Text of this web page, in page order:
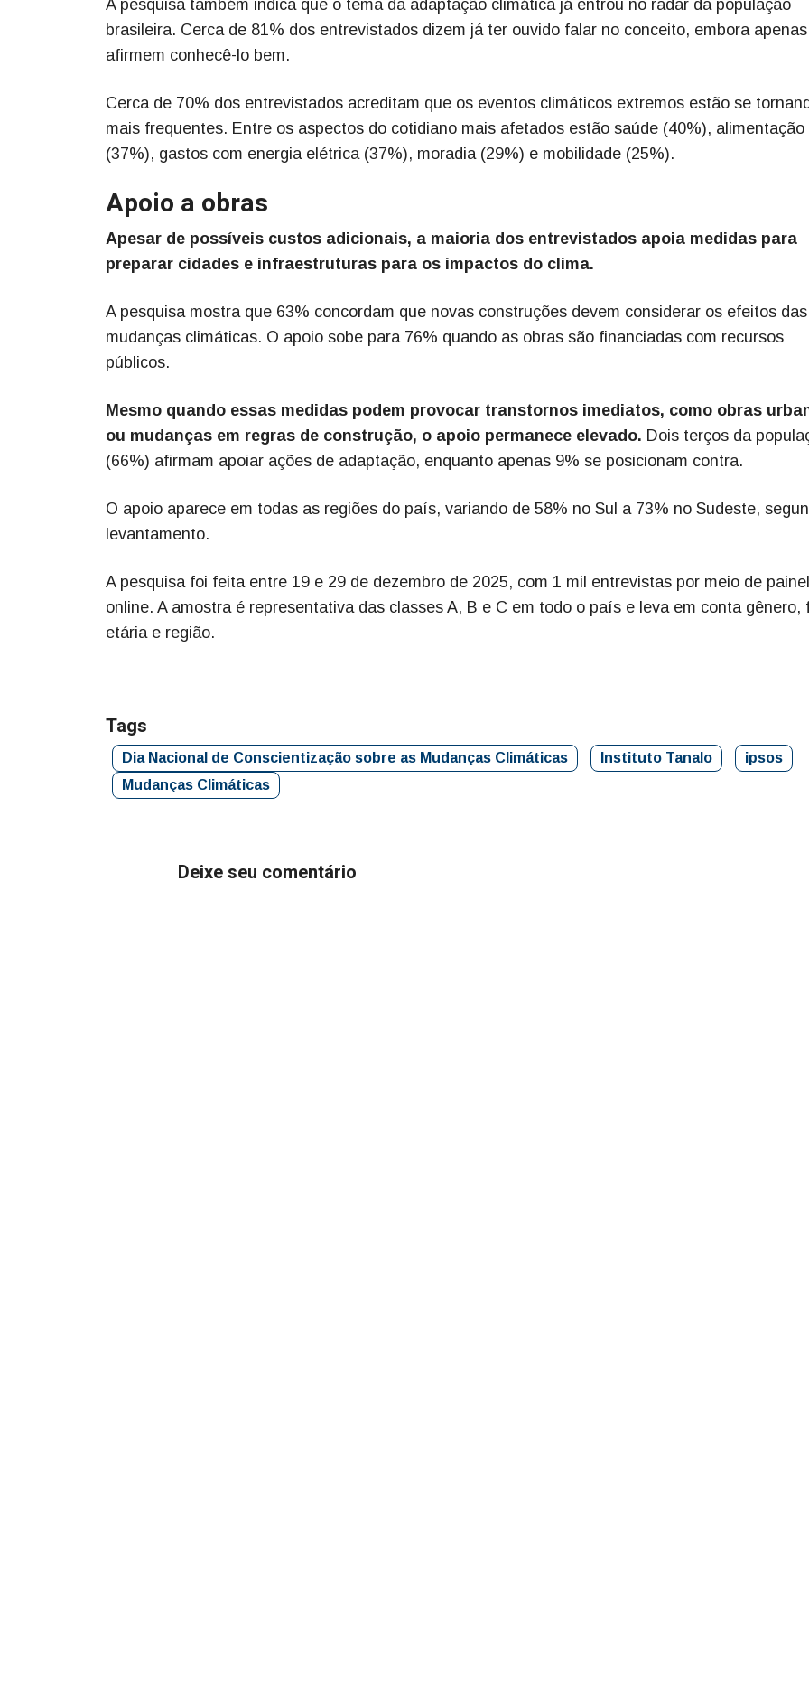
A pesquisa também indica que o tema da adaptação climática já entrou no radar da população
brasileira. Cerca de 81% dos entrevistados dizem já ter ouvido falar no conceito, embora
afirmem conhecê-lo bem.
Cerca de 70% dos entrevistados acreditam que os eventos climáticos extremos estão se
mais frequentes. Entre os aspectos do cotidiano mais afetados estão saúde (40%), alimentação
(37%), gastos com energia elétrica (37%), moradia (29%) e mobilidade (25%).
Apoio a obras
Apesar de possíveis custos adicionais, a maioria dos entrevistados apoia medidas para
preparar cidades e infraestruturas para os impactos do clima.
A pesquisa mostra que 63% concordam que novas construções devem considerar os efeitos das
mudanças climáticas. O apoio sobe para 76% quando as obras são financiadas com recursos
públicos.
Mesmo quando essas medidas podem provocar transtornos imediatos, como obras
ou mudanças em regras de construção, o apoio permanece elevado. Dois terços da
(66%) afirmam apoiar ações de adaptação, enquanto apenas 9% se posicionam contra.
O apoio aparece em todas as regiões do país, variando de 58% no Sul a 73% no Sudeste,
levantamento.
A pesquisa foi feita entre 19 e 29 de dezembro de 2025, com 1 mil entrevistas por meio de painel
online. A amostra é representativa das classes A, B e C em todo o país e leva em conta gênero,
etária e região.
Tags
Dia Nacional de Conscientização sobre as Mudanças Climáticas Instituto Tanalo
ipsos
Mudanças Climáticas
Deixe seu comentário